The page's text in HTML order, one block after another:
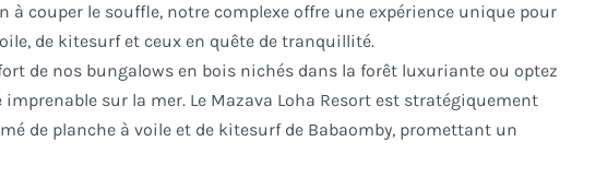
à couper le souffle, notre complexe offre une expérience unique pour
de kitesurf et ceux en quête de tranquillité.
de nos bungalows en bois nichés dans la forêt luxuriante ou optez
sur la mer. Le Mazava Loha Resort est stratégiquement
de planche à voile et de kitesurf de Babaomby, promettant un